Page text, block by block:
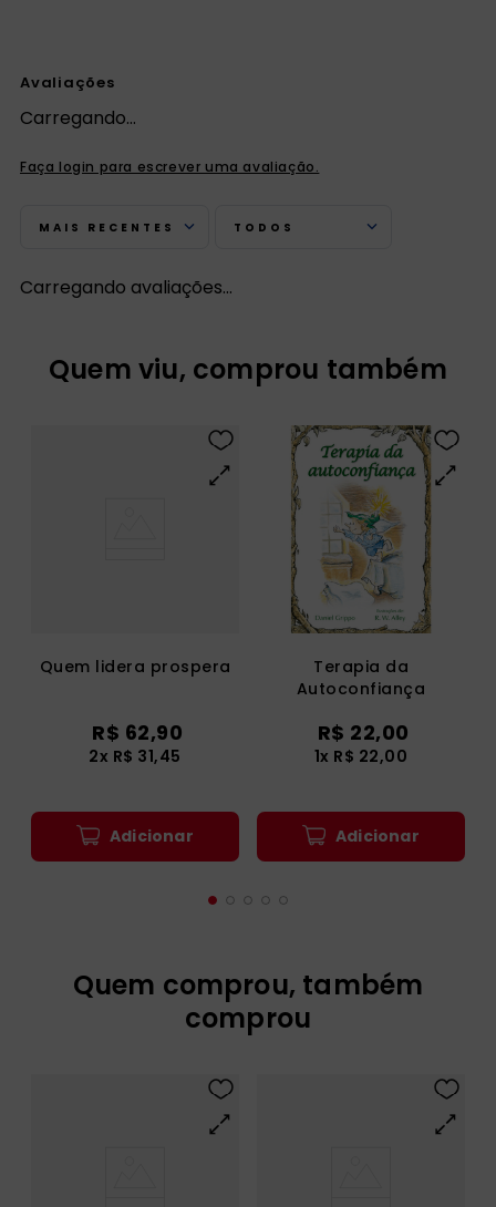
Avaliações
Carregando…
Faça login para escrever uma avaliação.
MAIS RECENTES TODOS
Carregando avaliações…
Quem viu, comprou também
Quem lidera prospera
R$ 62,90
2x R$ 31,45
Adicionar
Terapia da
Autoconfiança
R$ 22,00
1x R$ 22,00
Adicionar
Quem comprou, também
comprou